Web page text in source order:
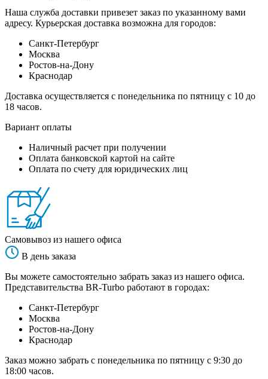
Наша служба доставки привезет заказ по указанному вами
адресу. Курьерская доставка возможна для городов:
Санкт-Петербург
Москва
Ростов-на-Дону
Краснодар
Доставка осуществляется с понедельника по пятницу с 10 до
18 часов.
Вариант оплаты
Наличный расчет при получении
Оплата банковской картой на сайте
Оплата по счету для юридических лиц
Самовывоз из нашего офиса
В день заказа
Вы можете самостоятельно забрать заказ из нашего офиса.
Представительства BR-Turbo работают в городах:
Санкт-Петербург
Москва
Ростов-на-Дону
Краснодар
Заказ можно забрать с понедельника по пятницу с 9:30 до
18:00 часов.